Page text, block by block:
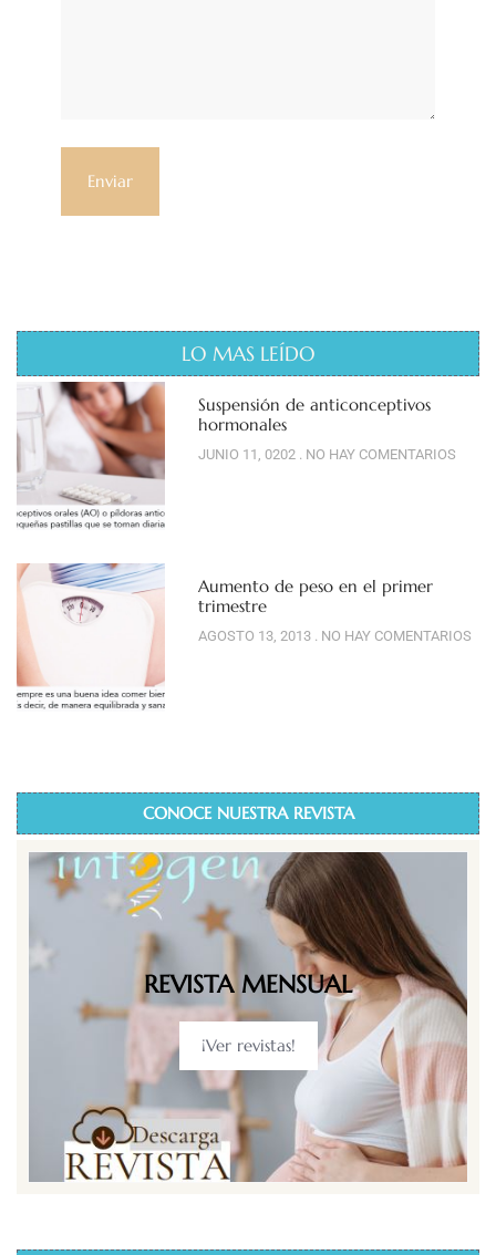
LO MAS LEÍDO
Suspensión de anticonceptivos
hormonales
JUNIO 11, 0202 NO HAY COMENTARIOS
Aumento de peso en el primer
trimestre
AGOSTO 13, 2013 NO HAY COMENTARIOS
CONOCE NUESTRA REVISTA
REVISTA MENSUAL
¡Ver revistas!